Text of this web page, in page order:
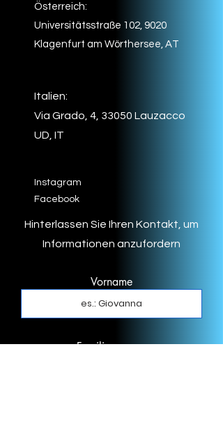
Österreich:
Universitätsstraße 102, 9020
Klagenfurt am Wörthersee, AT
Italien:
Via Grado, 4, 33050 Lauzacco
UD, IT
Instagram
Facebook
Hinterlassen Sie Ihren Kontakt, um
Informationen anzufordern
Vorname
Familiennname